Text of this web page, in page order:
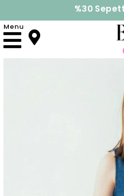
%30
İndirimlere ek
Menu
Anasayfa